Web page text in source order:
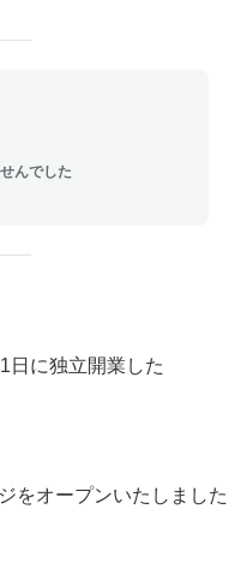
んでした
日に独立開業した
をオープンいたしました